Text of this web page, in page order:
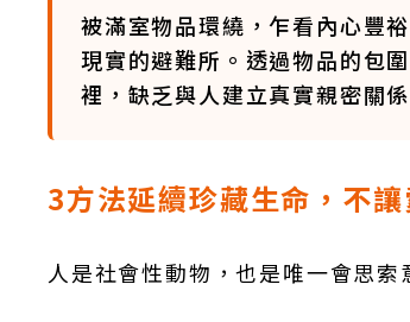
被滿室物品環繞，乍看內心豐
現實的避難所。透過物品的包
裡，缺乏與人建立真實親密關
3方法延續珍藏生命，不
人是社會性動物，也是唯一會思索